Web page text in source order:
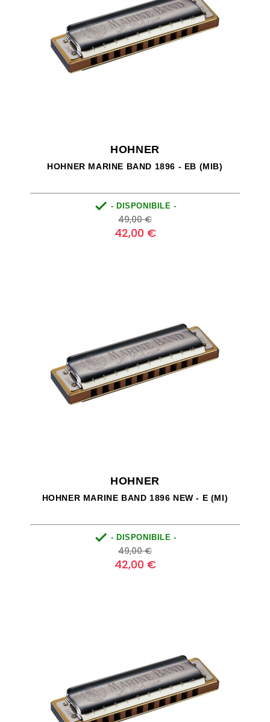
HOHNER
HOHNER MARINE BAND 1896 - EB (MIB)
 - DISPONIBILE -
Prezzo
base
49,00 €Prezzo
42,00 €
HOHNER
HOHNER MARINE BAND 1896 NEW - E (MI)
 - DISPONIBILE -
Prezzo
base
49,00 €Prezzo
42,00 €